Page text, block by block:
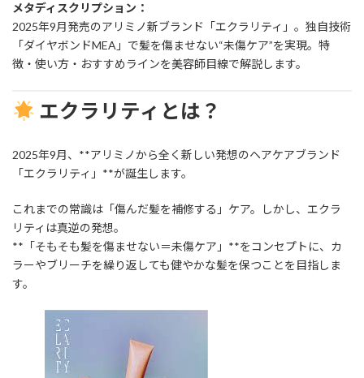
メタディスクリプション：
2025年9月発売のアリミノ新ブランド「エクラリティ」。独自技術
「ダイヤボンドMEA」で髪を傷ませない“未傷ケア”を実現。特
徴・使い方・おすすめラインを美容師目線で解説します。
エクラリティとは？
2025年9月、**アリミノから全く新しい発想のヘアケアブランド
「エクラリティ」**が誕生します。
これまでの常識は「傷んだ髪を補修する」ケア。しかし、エクラ
リティは真逆の発想。
**「そもそも髪を傷ませない＝未傷ケア」**をコンセプトに、カ
ラーやブリーチを繰り返しても健やかな髪を保つことを目指しま
す。